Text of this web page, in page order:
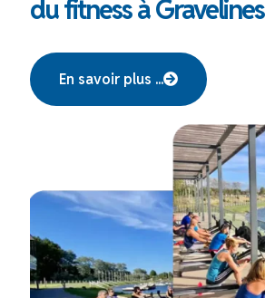
du fitness à Gravelines
En savoir plus ...